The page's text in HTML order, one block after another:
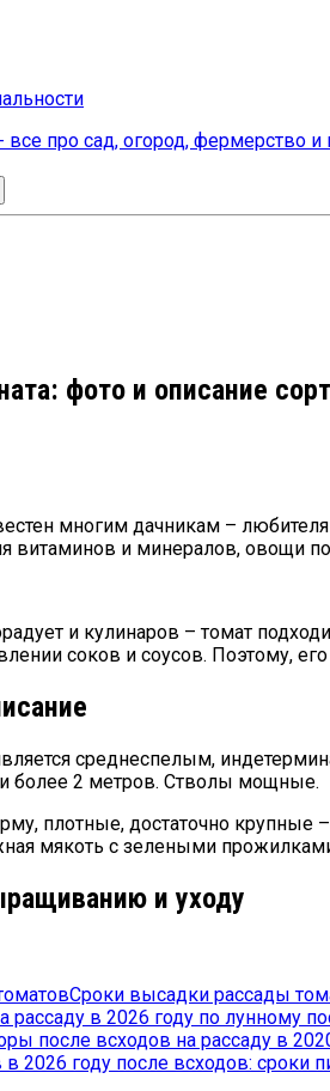
фермерство и птицеводство
фото и описание
многим дачникам –
витаминов и минералов, овощи
и кулинаров – томат
соков и соусов. Поэтому,
среднеспелым,
более 2 метров. Стволы мощные.
плотные, достаточно крупные
мякоть с зелеными
и уходу
Сроки высадки рассады
рассаду в 2026 году по лунному
2026 году после всходов: